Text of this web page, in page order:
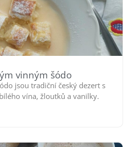
vinným šódo
jsou tradiční český dezert s
vína, žloutků a vanilky.